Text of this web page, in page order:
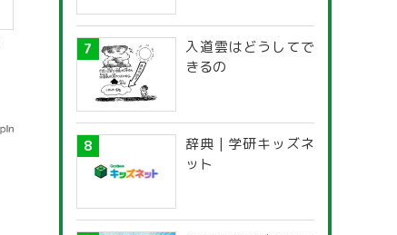
入道雲はどうしてで
きるの
辞典 | 学研キッズネ
ット